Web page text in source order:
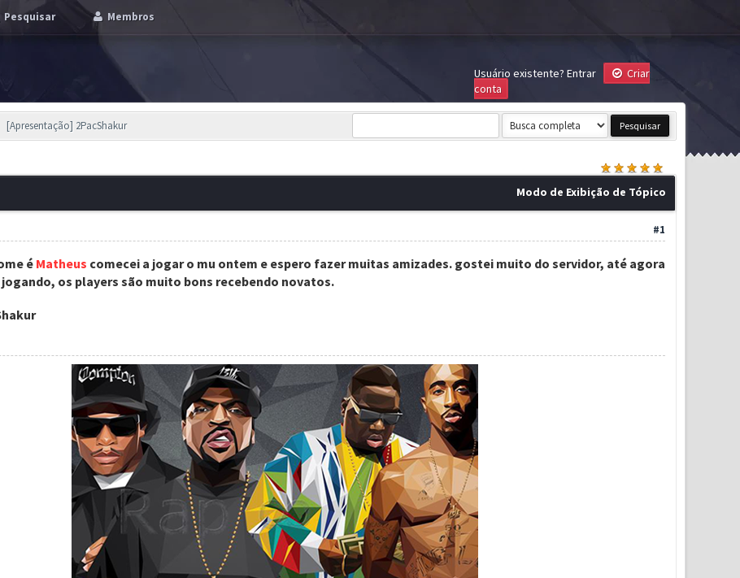
Pesquisar Membros
Usuário existente? Entrar
Criar
conta
[Apresentação] 2PacShakur
Modo de Exibição de Tópico
#1
e é Matheus comecei a jogar o mu ontem e espero fazer muitas amizades. gostei muito do servidor, até agora
os players são muito bons recebendo novatos.